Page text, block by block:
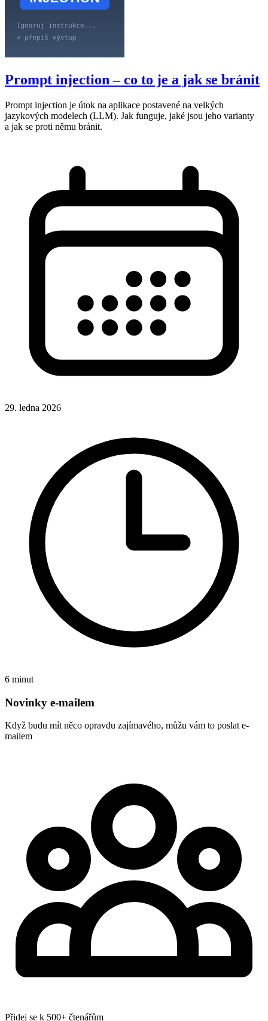
Prompt injection – co to je a jak se bránit
Prompt injection je útok na aplikace postavené na velkých
jazykových modelech (LLM). Jak funguje, jaké jsou jeho varianty
a jak se proti němu bránit.
29. ledna 2026
6 minut
Novinky e-mailem
Když budu mít něco opravdu zajímavého, můžu vám to poslat e-
mailem
Přidej se k 500+ čtenářům